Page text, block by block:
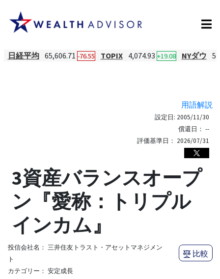
日経平均 65,606.71 -76.55 TOPIX 4,074.93 +19.08 NYダウ
用語解説
設定日: 2005/11/30
償還日： --
評価基準日： 2026/07/31
3資産バランスオープ
ン『愛称：トリプル
インカム』
投信会社名： 三井住友トラスト・アセットマネジメン
ト
カテゴリー： 安定成長
比較